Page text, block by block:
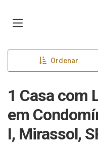
Ordenar
1 Casa com
em
I, Mirassol,